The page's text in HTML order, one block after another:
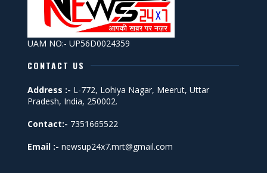
UAM NO:- UP56D0024359
CONTACT US
Address :- L-772, Lohiya Nagar, Meerut, Uttar
Pradesh, India, 250002.
Contact:- 7351665522
Email :- newsup24x7.mrt@gmail.com